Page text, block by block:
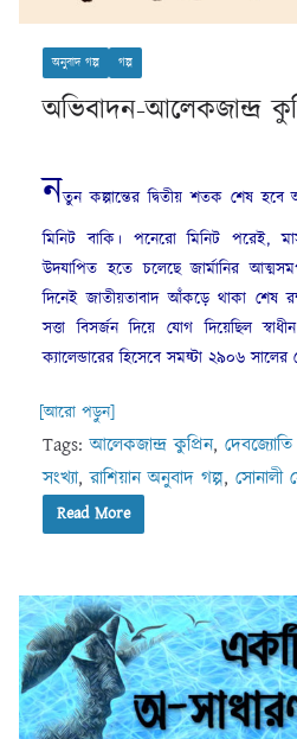
অনুবাদ গল্প গল্প
অভিবাদন-আলেকজান্দ্র
নতুন কল্পান্তের দ্বিতীয় শতক শেষ
মিনিট বাকি। পনেরো মিনিট পরেই,
উদযাপিত হতে চলেছে জার্মানির
দিনেই জাতীয়তাবাদ আঁকড়ে থাকা শেষ
সত্তা বিসর্জন দিয়ে যোগ দিয়েছিল স্বাধীন
ক্যালেন্ডারের হিসেবে সময়্টা ২৯০৬ সালের
[আরো পড়ুন]
Tags:আলেকজান্দ্র কুপ্রিন, দেবজ্যোতি
সংখ্যা,রাশিয়ান অনুবাদ গল্প, সোনালী
Read More